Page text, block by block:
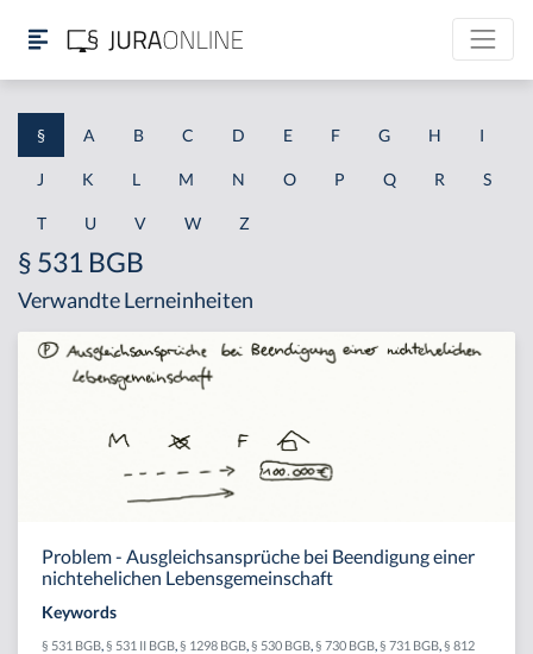
§ A B C D E F G H I
J K L M N O P Q R S
T U V W Z
§ 531 BGB
Verwandte Lerneinheiten
Problem - Ausgleichsansprüche bei Beendigung einer
nichtehelichen Lebensgemeinschaft
Keywords
§ 531 BGB § 531 II BGB § 1298 BGB § 530 BGB § 730 BGB § 731 BGB § 812